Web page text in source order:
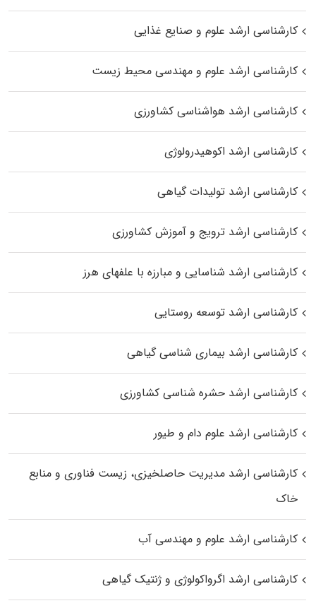
کارشناسی ارشد علوم و صنایع غذایی
کارشناسی ارشد علوم و مهندسی محیط زیست
کارشناسی ارشد هواشناسی کشاورزی
کارشناسی ارشد اکوهیدرولوژی
کارشناسی ارشد تولیدات گیاهی
کارشناسی ارشد ترویج و آموزش کشاورزی
کارشناسی ارشد شناسایی و مبارزه با علفهای هرز
کارشناسی ارشد توسعه روستایی
کارشناسی ارشد بیماری‌ شناسی گیاهی
کارشناسی ارشد حشره‌ شناسی کشاورزی
کارشناسی ارشد علوم دام و طیور
کارشناسی ارشد مدیریت حاصلخیزی، زیست فناوری و منابع
خاک
کارشناسی ارشد علوم و مهندسی آب
کارشناسی ارشد اگرواکولوژی و ژنتیک گیاهی